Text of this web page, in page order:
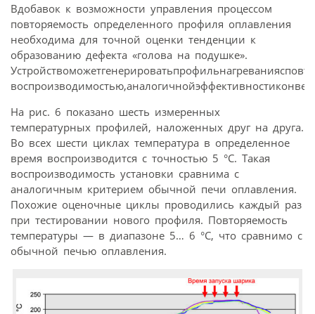
Вдобавок к возможности управления процессом
повторяемость определенного профиля оплавления
необходима для точной оценки тенденции к
образованию дефекта «голова на подушке».
На рис. 6 показано шесть измеренных
температурных профилей, наложенных друг на друга.
Во всех шести циклах температура в определенное
время воспроизводится с точностью 5 °С. Такая
воспроизводимость установки сравнима с
аналогичным критерием обычной печи оплавления.
Похожие оценочные циклы проводились каждый раз
при тестировании нового профиля. Повторяемость
температуры — в диапазоне 5… 6 °С, что сравнимо с
обычной печью оплавления.